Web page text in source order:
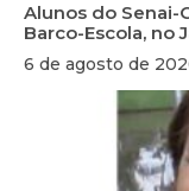
Alunos do
Barco-Escola, no
6 de agosto de